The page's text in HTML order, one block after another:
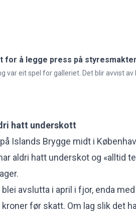
for å legge press på
var eit spel for galleriet. Det blir avvist
hatt underskott
Islands Brygge midt i
aldri hatt underskot og «alltid
avslutta i april i fjor, enda
før skatt. Om lag slik det